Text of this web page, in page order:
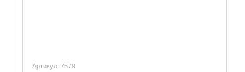
Артикул: 7579